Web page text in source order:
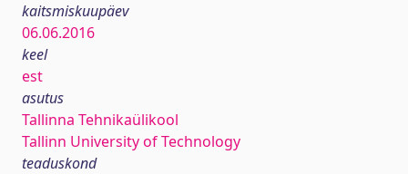
kaitsmiskuupäev
06.06.2016
keel
est
asutus
Tallinna Tehnikaülikool
Tallinn University of Technology
teaduskond